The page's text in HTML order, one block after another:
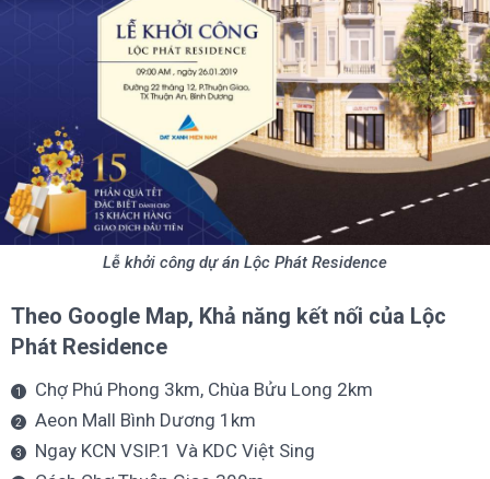
Lễ khởi công dự án Lộc Phát Residence
Theo Google Map, Khả năng kết nối của Lộc
Phát Residence
Chợ Phú Phong 3km, Chùa Bửu Long 2km
Aeon Mall Bình Dương 1km
Ngay KCN VSIP.1 Và KDC Việt Sing